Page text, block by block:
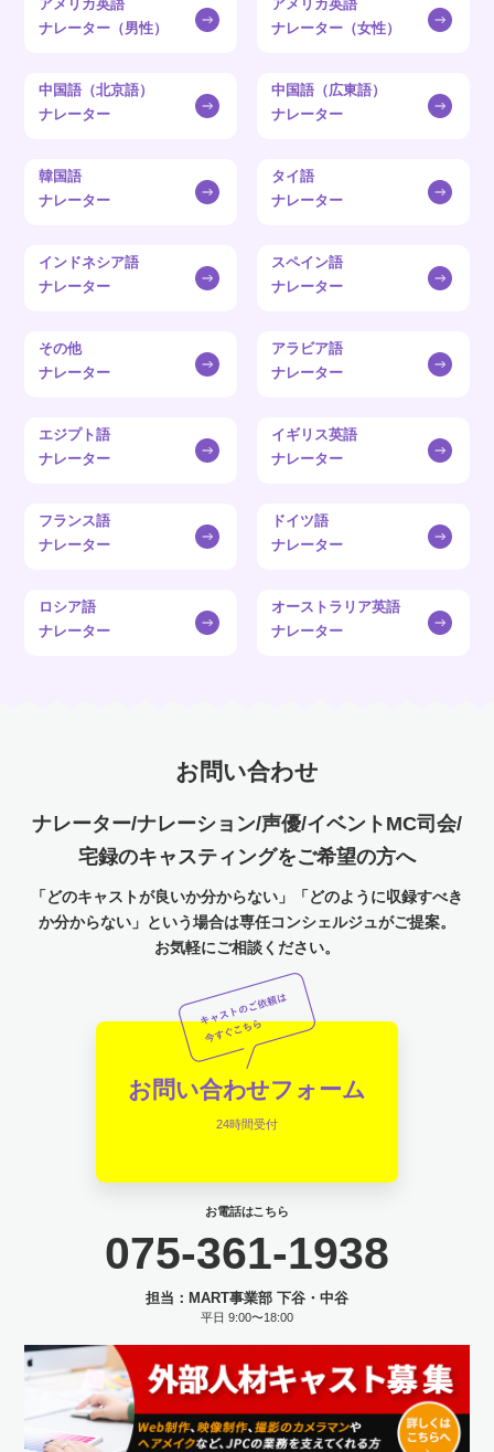
アメリカ英語
ナレーター（男性）
アメリカ英語
ナレーター（女性）
中国語（北京語）
ナレーター
中国語（広東語）
ナレーター
韓国語
ナレーター
タイ語
ナレーター
インドネシア語
ナレーター
スペイン語
ナレーター
その他
ナレーター
アラビア語
ナレーター
エジプト語
ナレーター
イギリス英語
ナレーター
フランス語
ナレーター
ドイツ語
ナレーター
ロシア語
ナレーター
オーストラリア英語
ナレーター
お問い合わせ
ナレーター/ナレーション/声優/イベントMC司会/
宅録のキャスティングをご希望の方へ
「どのキャストが良いか分からない」「どのように収録すべき
か分からない」という場合は専任コンシェルジュがご提案。
お気軽にご相談ください。
お問い合わせフォーム
24時間受付
お電話はこちら
075-361-1938
担当：MART事業部 下谷・中谷
平日 9:00〜18:00